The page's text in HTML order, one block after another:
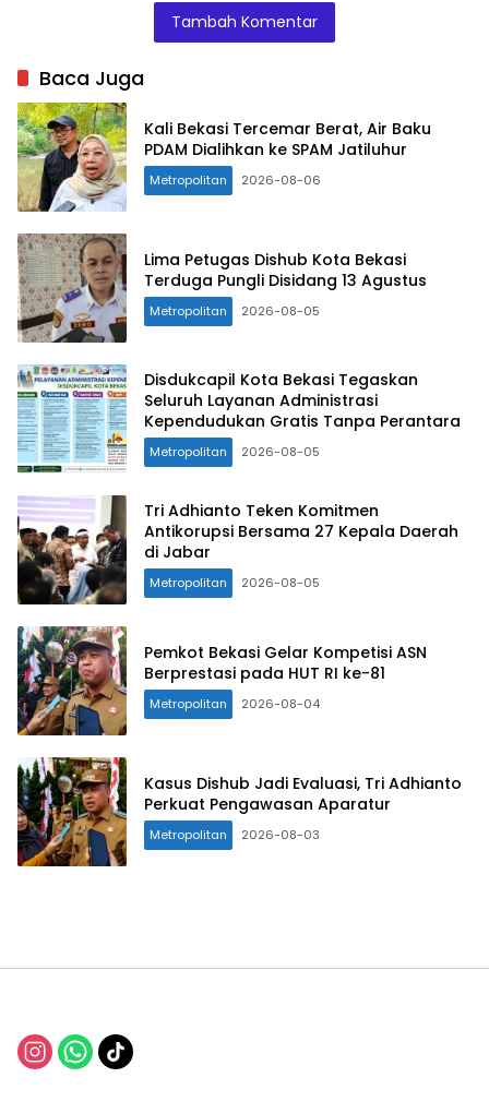
Tambah Komentar
Baca Juga
Kali Bekasi Tercemar Berat, Air Baku
PDAM Dialihkan ke SPAM Jatiluhur
Metropolitan 2026-08-06
Lima Petugas Dishub Kota Bekasi
Terduga Pungli Disidang 13 Agustus
Metropolitan 2026-08-05
Disdukcapil Kota Bekasi Tegaskan
Seluruh Layanan Administrasi
Kependudukan Gratis Tanpa Perantara
Metropolitan 2026-08-05
Tri Adhianto Teken Komitmen
Antikorupsi Bersama 27 Kepala Daerah
di Jabar
Metropolitan 2026-08-05
Pemkot Bekasi Gelar Kompetisi ASN
Berprestasi pada HUT RI ke-81
Metropolitan 2026-08-04
Kasus Dishub Jadi Evaluasi, Tri Adhianto
Perkuat Pengawasan Aparatur
Metropolitan 2026-08-03